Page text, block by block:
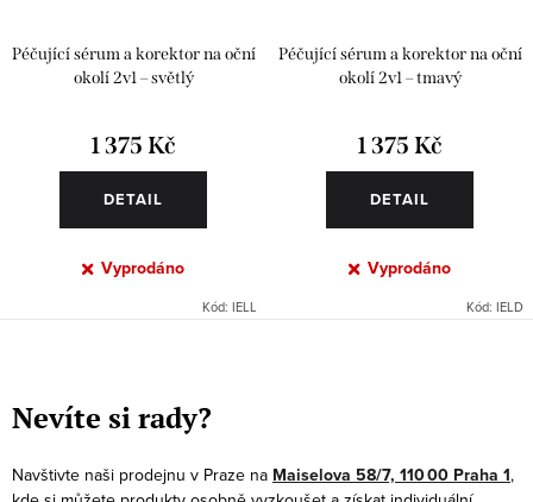
Péčující sérum a korektor na oční
okolí 2v1 – světlý
1 375 Kč
DETAIL
Vyprodáno
Kód: IELL
Péčující sérum a korektor na oční
okolí 2v1 – tmavý
1 375 Kč
DETAIL
Vyprodáno
Kód: IELD
v
l
á
Nevíte si rady?
Navštivte naši prodejnu v Praze na Maiselova 58/7, 110 00 Praha 1,